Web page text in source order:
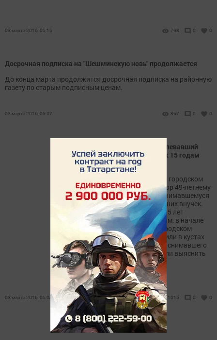
03 марта 2016, 05:16 798 0 0
Досрочная подписка на "Шешминскую новь" продолжается
До конца марта продолжится досрочная подписка на районную
газету по старым подписным ценам.
03 марта 2016, 05:07 867 0 0
Зеленодольский дед, растлевавший
своих внучек, приговорён к 15 годам
лишения свободы
На днях в Зеленодольском городском
суде был объявлен приговор 49-летнему
жителю нашего города, занимавшемуся
растлением своих малолетних внучек.
Похотливый дед получил 15 лет
строгого режима. Напомним, в начале
июня прошлого года на городском
пляже отдыхающие заметили в кустах
странного мужчину, что-то снимавшего
на видеокамеру. Они решили выяснить
цель этих действий,...
03 марта 2016, 05:04 1015 0 0